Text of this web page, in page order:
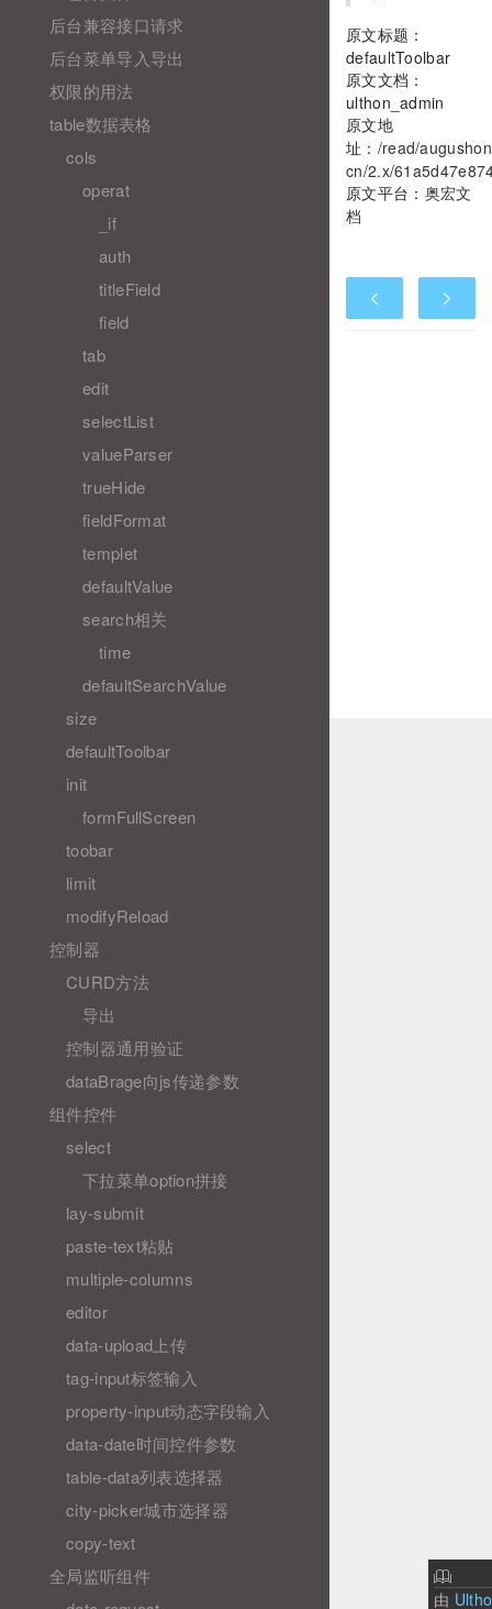
后台兼容接口请求
后台菜单导入导出
权限的用法
table数据表格
cols
operat
_if
auth
titleField
field
tab
edit
selectList
valueParser
trueHide
fieldFormat
templet
defaultValue
search相关
time
defaultSearchValue
size
defaultToolbar
init
formFullScreen
toobar
limit
modifyReload
控制器
CURD方法
导出
控制器通用验证
dataBrage向js传递参数
组件控件
select
下拉菜单option拼接
lay-submit
paste-text粘贴
multiple-columns
editor
data-upload上传
tag-input标签输入
property-input动态字段输入
data-date时间控件参数
table-data列表选择器
city-picker城市选择器
copy-text
全局监听组件
原文标题：
defaultToolbar
原文文档：
ulthon_admin
原文地
址： /read/
cn/2.x/
原文平台： 奥宏文
档
由